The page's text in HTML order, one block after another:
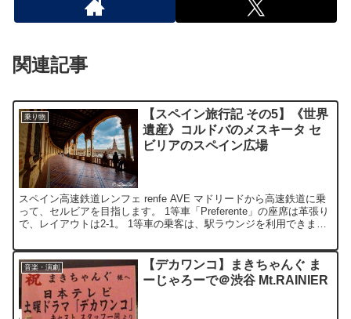
関連記事
乗り物
【スペイン旅行記 その5】《世界
遺産》コルドバのメスキータ セ
ビリアのスペイン広場
スペイン高速鉄道レンフェ renfe AVE マドリードから高速鉄道に乗
って、セルビアを目指します。 1等車「Preferente」の座席は革張り
で、レイアウトは2-1。 1等車の乗客は、駅ラウンジを利用できま
音楽・演劇
【デカワンコ】まきちゃんぐ ま
ーじゃろーで＠渋谷 Mt.RAINIER